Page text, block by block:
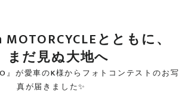
とともに、
だ見ぬ大地へ
』が愛車のK様からフォトコンテストのお写
真が届きました✨